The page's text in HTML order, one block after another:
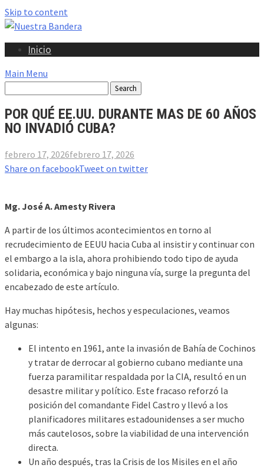
Skip to content
Inicio
Main Menu
POR QUÉ EE.UU. DURANTE MAS DE 60 AÑOS
NO INVADIÓ CUBA?
febrero 17, 2026febrero 17, 2026
Share on facebookTweet on twitter
Mg. José A. Amesty Rivera
A partir de los últimos acontecimientos en torno al
recrudecimiento de EEUU hacia Cuba al insistir y continuar con
el embargo a la isla, ahora prohibiendo todo tipo de ayuda
solidaria, económica y bajo ninguna vía, surge la pregunta del
encabezado de este artículo.
Hay muchas hipótesis, hechos y especulaciones, veamos
algunas:
El intento en 1961, ante la invasión de Bahía de Cochinos
y tratar de derrocar al gobierno cubano mediante una
fuerza paramilitar respaldada por la CIA, resultó en un
desastre militar y político. Este fracaso reforzó la
posición del comandante Fidel Castro y llevó a los
planificadores militares estadounidenses a ser mucho
más cautelosos, sobre la viabilidad de una intervención
directa.
Un año después, tras la Crisis de los Misiles en el año